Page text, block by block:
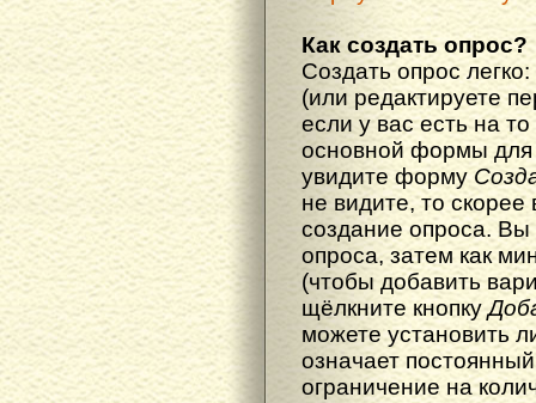
Как создать опрос?
Создать опрос
(или редактируете
если у вас есть на
основной формы
увидите форму
не видите, то скорее
создание опроса.
опроса, затем как
(чтобы добавить
щёлкните кнопку
можете установить
означает
ограничение на